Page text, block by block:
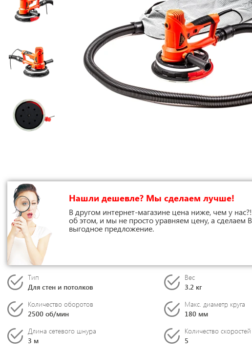
Нашли дешевле? Мы сделаем лучше!
В другом интернет-магазине цена ниже, чем у
об этом, и мы не просто уравняем цену, а сделаем
выгодное предложение.
Тип
Для стен и потолков
Вес
3.2 кг
Количество оборотов
2500 об/мин
Макс. диаметр круга
180 мм
Длина сетевого шнура
3 м
Количество скоростей
5